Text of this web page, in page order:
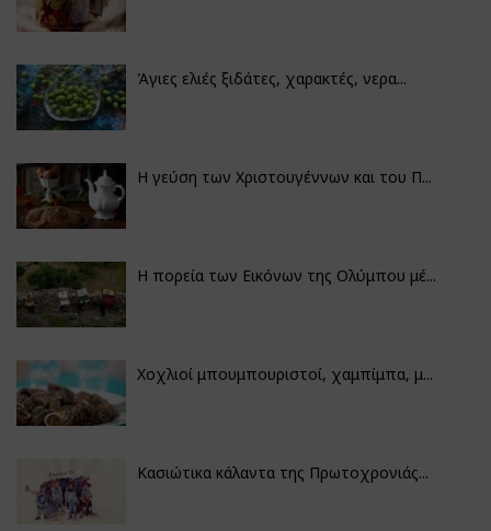
Άγιες ελιές ξιδάτες, χαρακτές, νερα...
Η γεύση των Χριστουγέννων και του Π...
Η πορεία των Εικόνων της Ολύμπου μέ...
Χοχλιοί μπουμπουριστοί, χαμπίμπα, μ...
Κασιώτικα κάλαντα της Πρωτοχρονιάς...